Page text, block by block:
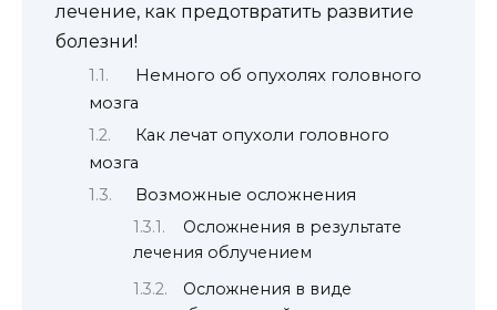
лечение, как предотвратить развитие
болезни!
Немного об опухолях головного
мозга
Как лечат опухоли головного
мозга
Возможные осложнения
Осложнения в результате
лечения облучением
Осложнения в виде